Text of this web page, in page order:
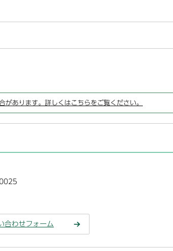
あります。詳しくはこちらをご覧ください。
合わせフォーム